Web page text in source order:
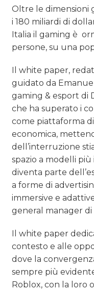
Oltre le dimensioni
i 180 miliardi di
Italia il gaming è
persone, su una
Il white paper,
guidato da
gaming & esport di
che ha superato i
come piattaforma
economica,
dell’interruzione
spazio a modelli
diventa parte
a forme di
immersive e
general manager di
Il white paper
contesto e alle
dove la
sempre più
Roblox, con la loro